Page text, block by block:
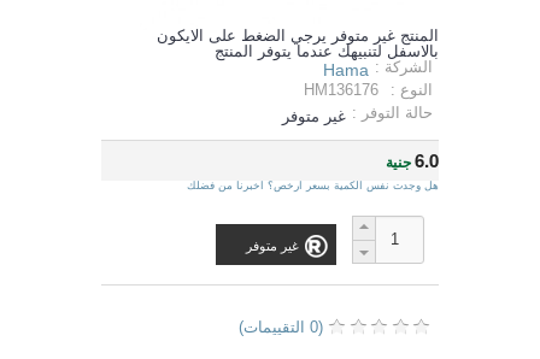
المنتج غير متوفر يرجي الضغط على الايكون
بالاسفل لتنبيهك عندما يتوفر المنتج
الشركة : Hama
النوع :
HM136176
حالة التوفر : غير متوفر
6.0جنية
هل وجدت نفس الكمية بسعر ارخص؟ اخبرنا من فضلك
غير متوفر
(0 التقييمات)